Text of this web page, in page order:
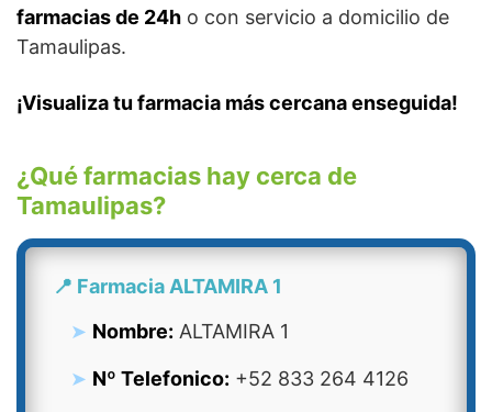
farmacias de 24h o con servicio a domicilio de
Tamaulipas.
¡Visualiza tu farmacia más cercana enseguida!
¿Qué farmacias hay cerca de
Tamaulipas?
📍 Farmacia ALTAMIRA 1
Nombre: ALTAMIRA 1
Nº Telefonico: +52 833 264 4126